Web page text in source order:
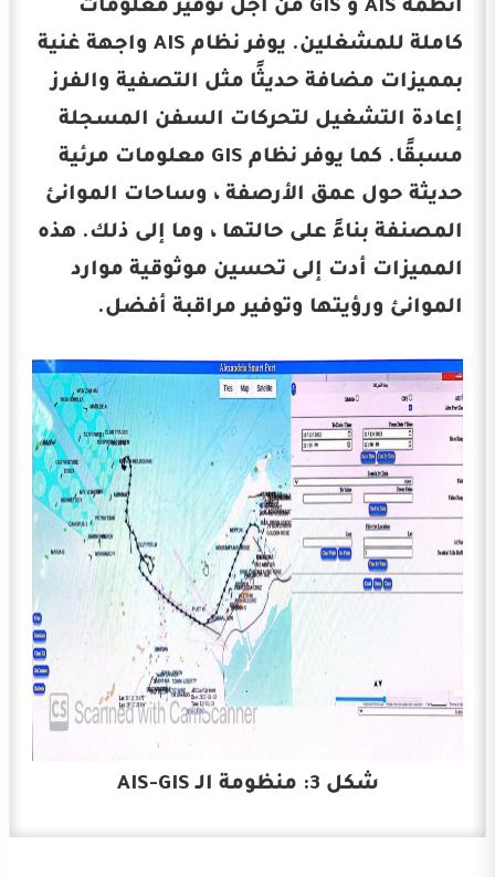
أنظمة AIS و GIS من أجل توفير معلومات
كاملة للمشغلين. يوفر نظام AIS واجهة غنية
بمميزات مضافة حديثًا مثل التصفية والفرز
إعادة التشغيل لتحركات السفن المسجلة
مسبقًا. كما يوفر نظام GIS معلومات مرئية
حديثة حول عمق الأرصفة ، وساحات الموانئ
المصنفة بناءً على حالتها ، وما إلى ذلك. هذه
المميزات أدت إلى تحسين موثوقية موارد
الموانئ ورؤيتها وتوفير مراقبة أفضل.
شكل 3: منظومة الـ AIS-GIS